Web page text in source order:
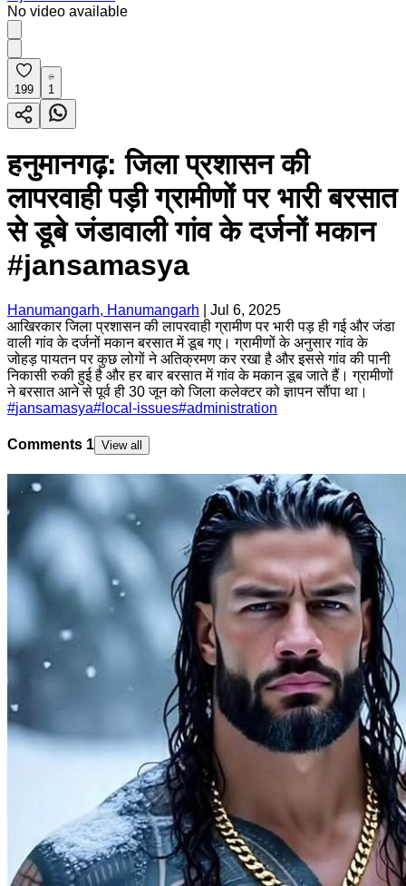
No video available
199 1
हनुमानगढ़: जिला प्रशासन की
लापरवाही पड़ी ग्रामीणों पर भारी बरसात
से डूबे जंडावाली गांव के दर्जनों मकान
#jansamasya
Hanumangarh, Hanumangarh
Jul 6, 2025
आखिरकार जिला प्रशासन की लापरवाही ग्रामीण पर भारी पड़ ही गई और जंडा
वाली गांव के दर्जनों मकान बरसात में डूब गए। ग्रामीणों के अनुसार गांव के
जोहड़ पायतन पर कुछ लोगों ने अतिक्रमण कर रखा है और इससे गांव की पानी
निकासी रुकी हुई है और हर बार बरसात में गांव के मकान डूब जाते हैं। ग्रामीणों
ने बरसात आने से पूर्व ही 30 जून को जिला कलेक्टर को ज्ञापन सौंपा था।
#jansamasya# local-issues#administration
Comments 1 View all